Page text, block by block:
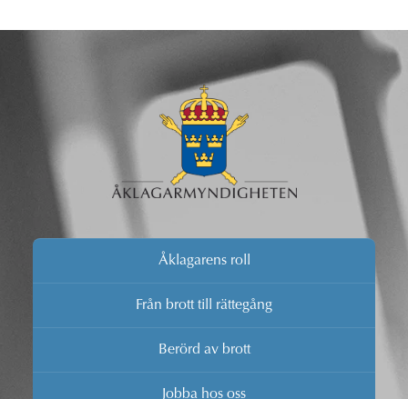
Åklagarens roll
Från brott till rättegång
Berörd av brott
Jobba hos oss